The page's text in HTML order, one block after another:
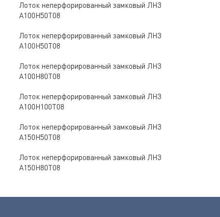
Лоток неперфорированный замковый ЛНЗ
A100Н50Т08
Лоток неперфорированный замковый ЛНЗ
A100Н50Т08
Лоток неперфорированный замковый ЛНЗ
A100Н80Т08
Лоток неперфорированный замковый ЛНЗ
A100Н100Т08
Лоток неперфорированный замковый ЛНЗ
A150Н50Т08
Лоток неперфорированный замковый ЛНЗ
A150Н80Т08